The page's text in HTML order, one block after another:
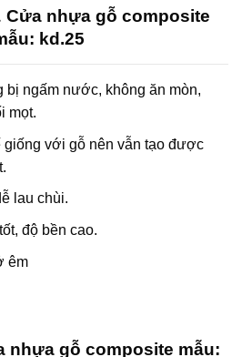
Cửa nhựa gỗ composite
kd.25
bị ngấm nước, không ăn mòn,
mọt.
giống với gỗ nên vẫn tạo được
lau chùi.
độ bền cao.
êm
nhựa gỗ composite mẫu: